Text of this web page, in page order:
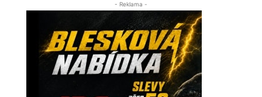
- Reklama -